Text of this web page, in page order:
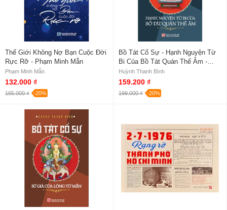
Thế Giới Không Nợ Bạn Cuộc Đời
Rực Rỡ - Phạm Minh Mẫn
Phạm Minh Mẫn
132.000 ₫
165.000 ₫ -20%
Bồ Tát Cố Sự - Hạnh Nguyện Từ
Bi Của Bồ Tát Quán Thế Âm -
Huỳnh Thanh Bình
Huỳnh Thanh Bình
159.200 ₫
199.000 ₫ -20%